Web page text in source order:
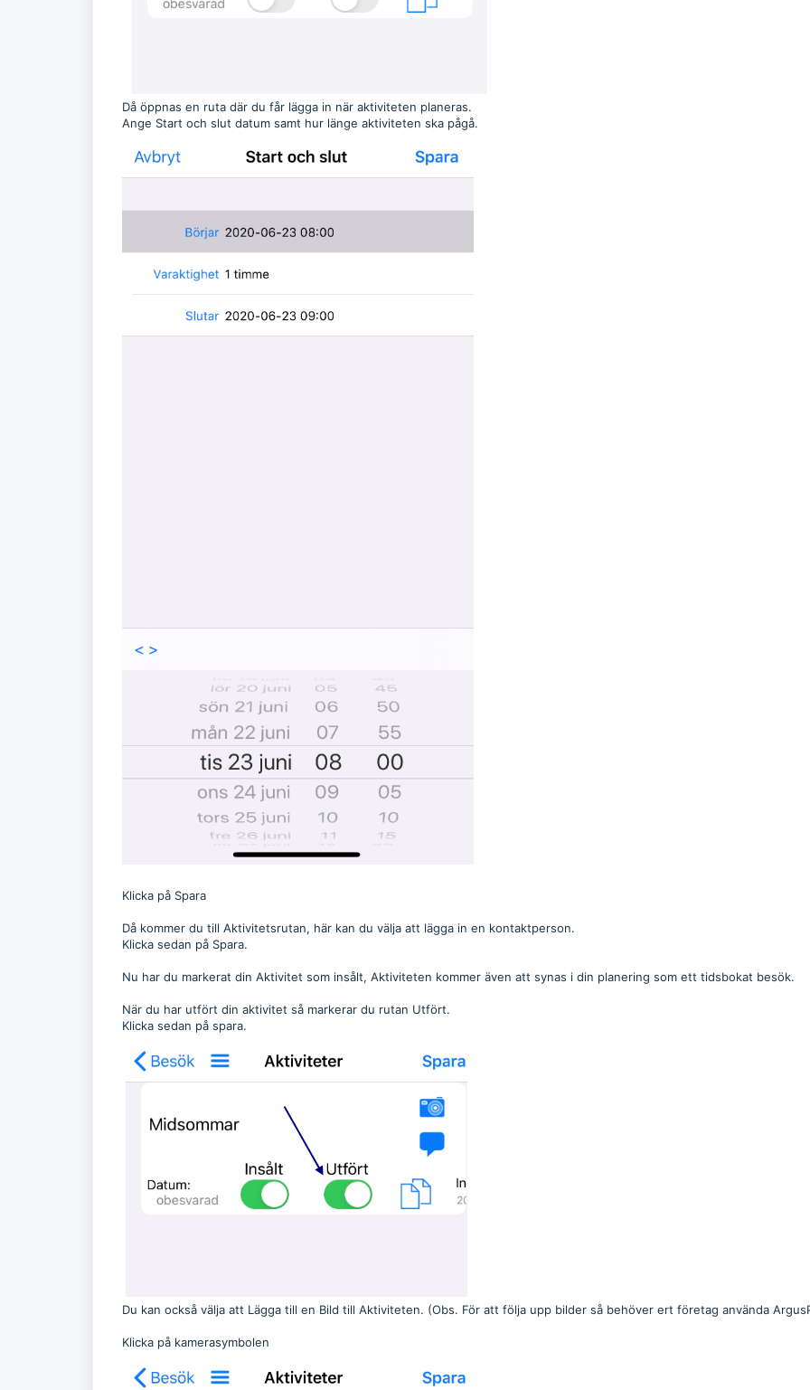
Då öppnas en ruta där du får lägga in när aktiviteten planeras.
Ange Start och slut datum samt hur länge aktiviteten ska pågå.
Klicka på Spara
Då kommer du till Aktivitetsrutan, här kan du välja att lägga in en kontaktperson.
Klicka sedan på Spara.
Nu har du markerat din Aktivitet som insålt, Aktiviteten kommer även att synas i din planering som ett tidsbokat besök.
När du har utfört din aktivitet så markerar du rutan Utfört.
Klicka sedan på spara.
Du kan också välja att Lägga till en Bild till Aktiviteten. (Obs. För att följa upp bilder så behöver ert företag använda
Klicka på kamerasymbolen